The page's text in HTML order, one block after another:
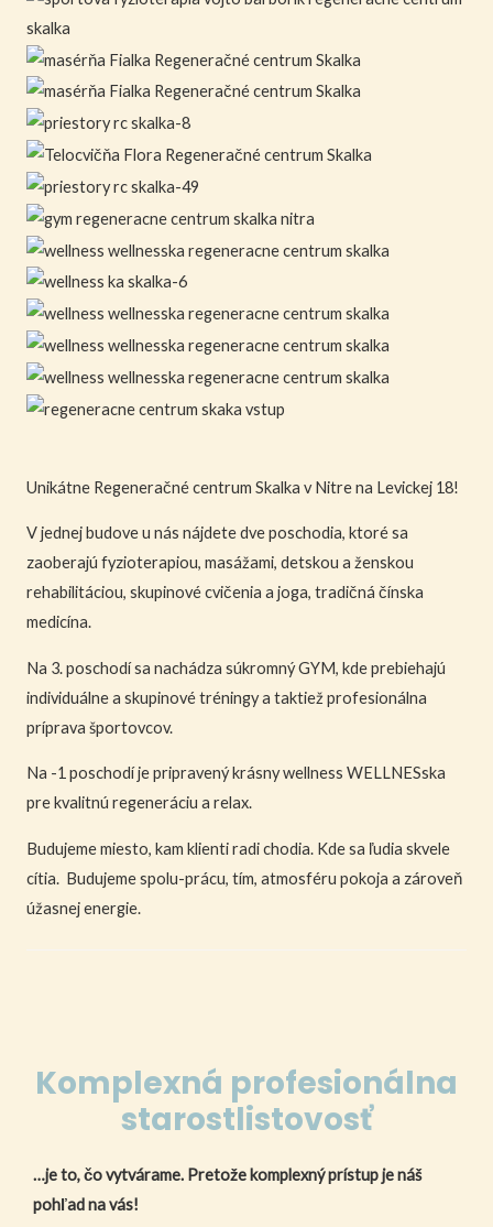
Unikátne Regeneračné centrum Skalka v Nitre na Levickej 18!
V jednej budove u nás nájdete dve poschodia, ktoré sa
zaoberajú fyzioterapiou, masážami, detskou a ženskou
rehabilitáciou, skupinové cvičenia a joga, tradičná čínska
medicína.
Na 3. poschodí sa nachádza súkromný GYM, kde prebiehajú
individuálne a skupinové tréningy a taktiež profesionálna
príprava športovcov.
Na -1 poschodí je pripravený krásny wellness WELLNESska
pre kvalitnú regeneráciu a relax.
Budujeme miesto, kam klienti radi chodia. Kde sa ľudia skvele
cítia. Budujeme spolu-prácu, tím, atmosféru pokoja a zároveň
úžasnej energie.
Komplexná profesionálna
starostlistovosť
…je to, čo vytvárame. Pretože komplexný prístup je náš
pohľad na vás!